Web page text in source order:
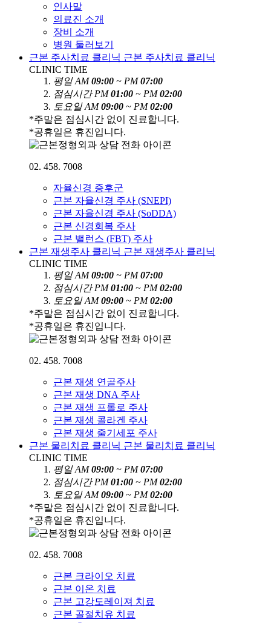
인사말
의료진 소개
장비 소개
병원 둘러보기
근본 주사치료 클리닉 근본 주사치료 클리닉
CLINIC TIME
평일 AM09:00 ~ PM07:00
점심시간 PM01:00 ~ PM02:00
토 요일 AM09:00 ~ PM02:00
*주말은 점심시간 없이 진료합니다.
*공휴일은 휴진입니다.
02. 458. 7008
자율신경 증후군
근본 자율신경 주사 (SNEPI)
근본 자율신경 주사 (SoDDA)
근본 신경회복 주사
근본 밸런스 (FBT) 주사
근본 재생주사 클리닉 근본 재생주사 클리닉
CLINIC TIME
평일 AM09:00 ~ PM07:00
점심시간 PM01:00 ~ PM02:00
토 요일 AM09:00 ~ PM02:00
*주말은 점심시간 없이 진료합니다.
*공휴일은 휴진입니다.
02. 458. 7008
근본 재생 연골주사
근본 재생 DNA 주사
근본 재생 프롤로 주사
근본 재생 콜라겐 주사
근본 재생 줄기세포 주사
근본 물리치료 클리닉 근본 물리치료 클리닉
CLINIC TIME
평일 AM09:00 ~ PM07:00
점심시간 PM01:00 ~ PM02:00
토 요일 AM09:00 ~ PM02:00
*주말은 점심시간 없이 진료합니다.
*공휴일은 휴진입니다.
02. 458. 7008
근본 크라이오 치료
근본 이온 치료
근본 고강도레이져 치료
근본 골절치유 치료